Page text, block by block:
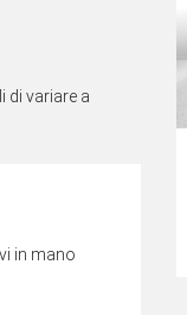
di variare a
in mano
VEDI SCHEDA